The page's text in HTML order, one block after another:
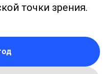
точки зрения.